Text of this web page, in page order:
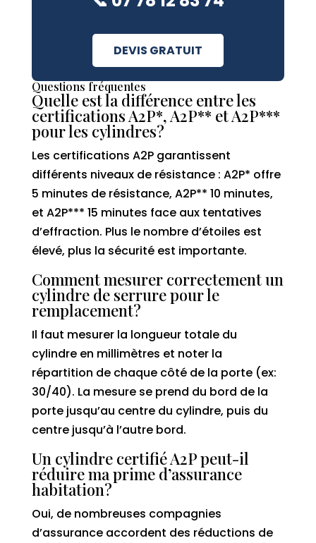
DEVIS GRATUIT
Questions fréquentes
Quelle est la différence entre les
certifications A2P*, A2P** et A2P***
pour les cylindres?
Les certifications A2P garantissent
différents niveaux de résistance : A2P* offre
5 minutes de résistance, A2P** 10 minutes,
et A2P*** 15 minutes face aux tentatives
d’effraction. Plus le nombre d’étoiles est
élevé, plus la sécurité est importante.
Comment mesurer correctement un
cylindre de serrure pour le
remplacement?
Il faut mesurer la longueur totale du
cylindre en millimètres et noter la
répartition de chaque côté de la porte (ex:
30/40). La mesure se prend du bord de la
porte jusqu’au centre du cylindre, puis du
centre jusqu’à l’autre bord.
Un cylindre certifié A2P peut-il
réduire ma prime d’assurance
habitation?
Oui, de nombreuses compagnies
d’assurance accordent des réductions de